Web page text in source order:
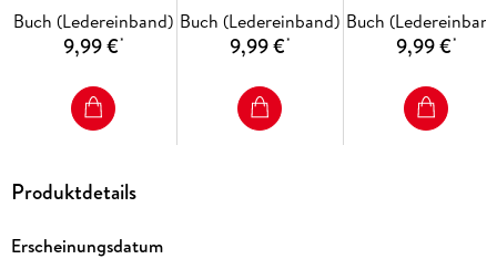
Buch (Ledereinband)
9,99 €*
Buch (Ledereinband)
9,99 €*
Buch
9,99 €*
Produktdetails
Erscheinungsdatum